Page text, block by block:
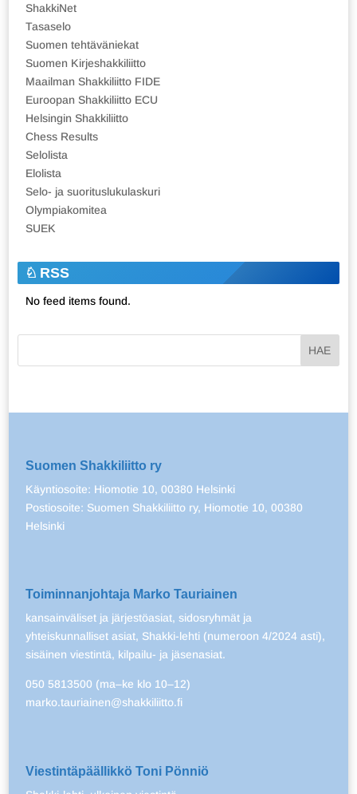
ShakkiNet
Tasaselo
Suomen tehtäväniekat
Suomen Kirjeshakkiliitto
Maailman Shakkiliitto FIDE
Euroopan Shakkiliitto ECU
Helsingin Shakkiliitto
Chess Results
Selolista
Elolista
Selo- ja suorituslukulaskuri
Olympiakomitea
SUEK
RSS
No feed items found.
Suomen Shakkiliitto ry
Käyntiosoite: Hiomotie 10, 00380 Helsinki
Postiosoite: Suomen Shakkiliitto ry, Hiomotie 10, 00380
Helsinki
Toiminnanjohtaja Marko Tauriainen
kansainväliset ja järjestöasiat, sidosryhmät ja
yhteiskunnalliset asiat, Shakki-lehti (numeroon 4/2024 asti),
sisäinen viestintä, kilpailu- ja jäsenasiat.
050 5813500 (ma–ke klo 10–12)
marko.tauriainen@shakkiliitto.fi
Viestintäpäällikkö Toni Pönniö